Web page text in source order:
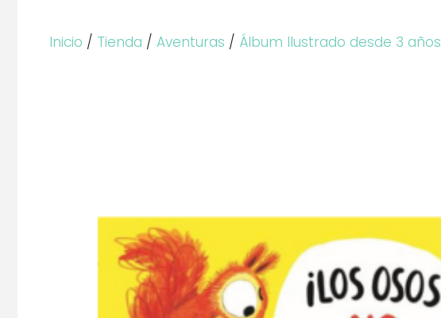
Inicio / Tienda / Aventuras / Álbum Ilustrado desde 3 años